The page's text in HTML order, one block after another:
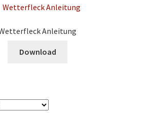
Anleitung
Download